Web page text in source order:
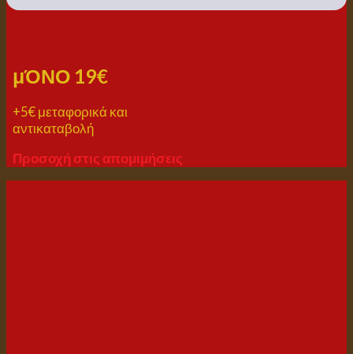
μΌΝΟ 19€
+5€ μεταφορικά και
αντικαταβολή
Προσοχή στις απομιμήσεις